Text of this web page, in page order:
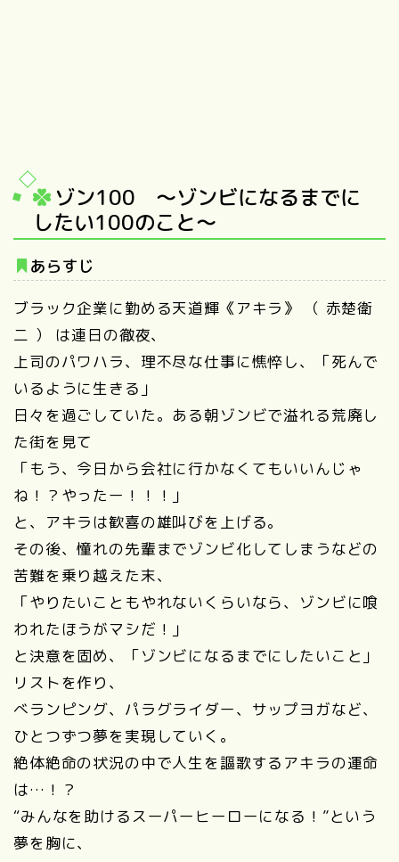
ゾン100 ～ゾンビになるまでに
したい100のこと～
あらすじ
ブラック企業に勤める天道輝《アキラ》 （ 赤楚衛
二 ） は連日の徹夜、
上司のパワハラ、理不尽な仕事に憔悴し、「死んで
いるように生きる」
日々を過ごしていた。ある朝ゾンビで溢れる荒廃し
た街を見て
「もう、今日から会社に行かなくてもいいんじゃ
ね！？やったー！！！」
と、アキラは歓喜の雄叫びを上げる。
その後、憧れの先輩までゾンビ化してしまうなどの
苦難を乗り越えた末、
「やりたいこともやれないくらいなら、ゾンビに喰
われたほうがマシだ！」
と決意を固め、「ゾンビになるまでにしたいこと」
リストを作り、
べランピング、パラグライダー、サップヨガなど、
ひとつずつ夢を実現していく。
絶体絶命の状況の中で人生を謳歌するアキラの運命
は…！？
“みんなを助けるスーパーヒーローになる！”という
夢を胸に、